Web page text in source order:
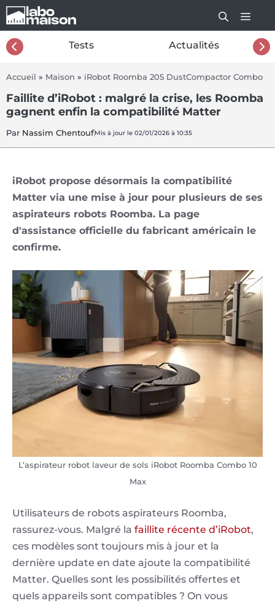
Aller
au
contenu
Tests Actualités
Accueil » Maison » iRobot Roomba 205 DustCompactor Combo
Faillite d’iRobot : malgré la crise, les Roomba
gagnent enfin la compatibilité Matter
Par Nassim ChentoufMis à jour le 02/01/2026 à 10:35
iRobot propose désormais la compatibilité
Matter via une mise à jour pour plusieurs de ses
aspirateurs robots Roomba. La page
d'assistance officielle du fabricant américain le
confirme.
L’aspirateur robot laveur de sols iRobot Roomba Combo 10
Max
Utilisateurs de robots aspirateurs Roomba,
rassurez-vous. Malgré la faillite récente d’iRobot,
ces modèles sont toujours mis à jour et la
dernière update en date ajoute la compatibilité
Matter. Quelles sont les possibilités offertes et
quels appareils sont compatibles ? On vous